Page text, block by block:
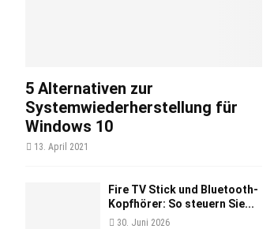
5 Alternativen zur
Systemwiederherstellung für
Windows 10
13. April 2021
Fire TV Stick und Bluetooth-
Kopfhörer: So steuern Sie...
30. Juni 2026